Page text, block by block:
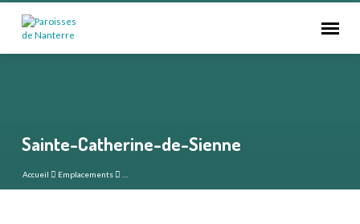
Sainte-Catherine-de-Sienne
Accueil Emplacements